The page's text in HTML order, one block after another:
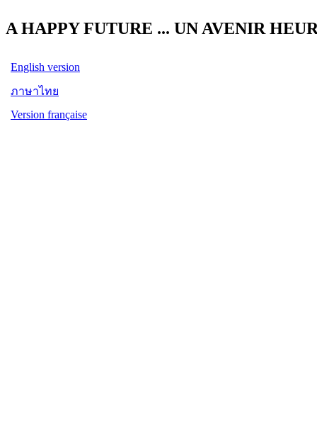
A HAPPY FUTURE ... UN AVENIR
English version
ภาษาไทย
Version française